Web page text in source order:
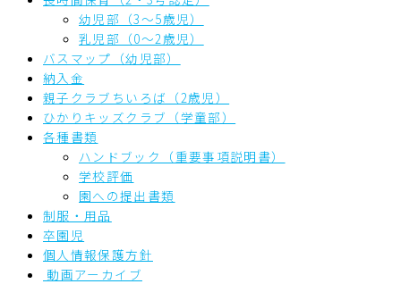
幼児部（3～5歳児）
乳児部（0～2歳児）
バスマップ（幼児部）
納入金
親子クラブちいろば（2歳児）
ひかりキッズクラブ（学童部）
各種書類
ハンドブック（重要事項説明書）
学校評価
園への提出書類
制服・用品
卒園児
個人情報保護方針
動画アーカイブ